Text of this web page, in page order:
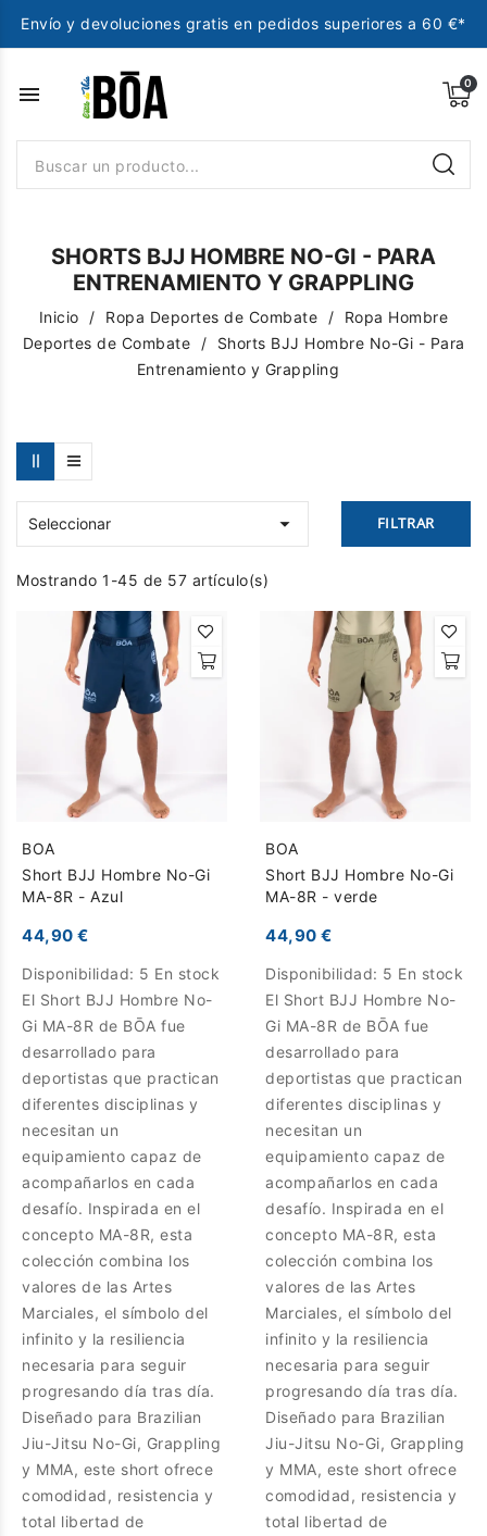
Envío y devoluciones gratis en pedidos superiores a 60 €*
menu
SHORTS BJJ HOMBRE NO-GI - PARA
ENTRENAMIENTO Y GRAPPLING
Inicio Ropa Deportes de Combate
Ropa Hombre
Deportes de Combate
Shorts BJJ Hombre No-Gi - Para
Entrenamiento y Grappling
Seleccionar  FILTRAR
Mostrando 1-45 de 57 artículo(s)
BOA
Short BJJ Hombre No-Gi
MA-8R - Azul
44,90 €
Disponibilidad: 5 En stock
El Short BJJ Hombre No-
Gi MA-8R de BŌA fue
desarrollado para
deportistas que practican
diferentes disciplinas y
necesitan un
equipamiento capaz de
acompañarlos en cada
desafío. Inspirada en el
concepto MA-8R, esta
colección combina los
valores de las Artes
Marciales, el símbolo del
infinito y la resiliencia
necesaria para seguir
progresando día tras día.
Diseñado para Brazilian
Jiu-Jitsu No-Gi, Grappling
y MMA, este short ofrece
comodidad, resistencia y
total libertad de
BOA
Short BJJ Hombre No-Gi
MA-8R - verde
44,90 €
Disponibilidad: 5 En stock
El Short BJJ Hombre No-
Gi MA-8R de BŌA fue
desarrollado para
deportistas que practican
diferentes disciplinas y
necesitan un
equipamiento capaz de
acompañarlos en cada
desafío. Inspirada en el
concepto MA-8R, esta
colección combina los
valores de las Artes
Marciales, el símbolo del
infinito y la resiliencia
necesaria para seguir
progresando día tras día.
Diseñado para Brazilian
Jiu-Jitsu No-Gi, Grappling
y MMA, este short ofrece
comodidad, resistencia y
total libertad de